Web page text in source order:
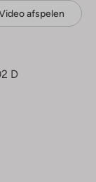
afspelen
D